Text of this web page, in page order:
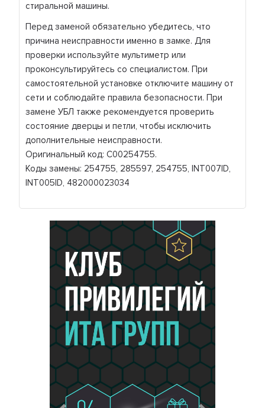
стиральной машины.
Перед заменой обязательно убедитесь, что
причина неисправности именно в замке. Для
проверки используйте мультиметр или
проконсультируйтесь со специалистом. При
самостоятельной установке отключите машину от
сети и соблюдайте правила безопасности. При
замене УБЛ также рекомендуется проверить
состояние дверцы и петли, чтобы исключить
дополнительные неисправности.
Оригинальный код: C00254755.
Коды замены: 254755, 285597, 254755, INT007ID,
INT005ID, 482000023034